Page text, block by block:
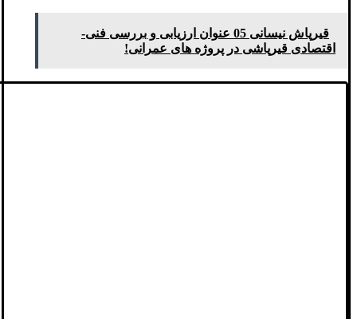
قیرپاش نیسانی 05 عنوان ارزیابی و بررسی فنی-
اقتصادی قیر‌پاشی در پروژه‌ های عمرانی!